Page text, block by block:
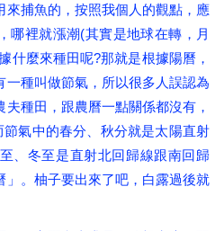
來捕魚的，按照我個人的觀點，應
哪裡就漲潮(其實是地球在轉，月
什麼來種田呢?那就是根據陽曆，
種叫做節氣，所以很多人誤認為
種田，跟農曆一點關係都沒有，
氣中的春分、秋分就是太陽直射
、冬至是直射北回歸線跟南回歸
。柚子要出來了吧，白露過後就